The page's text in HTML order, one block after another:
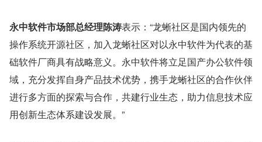
永中软件市场部总经理陈涛表示：“龙蜥社区是国内领先的
操作系统开源社区，加入龙蜥社区对以永中软件为代表的基
础软件厂商具有战略意义。永中软件将立足国产办公软件领
域，充分发挥自身产品技术优势，携手龙蜥社区的合作伙伴
进行多方面的探索与合作，共建行业生态，助力信息技术应
用创新生态体系建设发展。”